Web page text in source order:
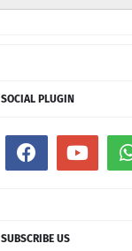
SOCIAL PLUGIN
SUBSCRIBE US